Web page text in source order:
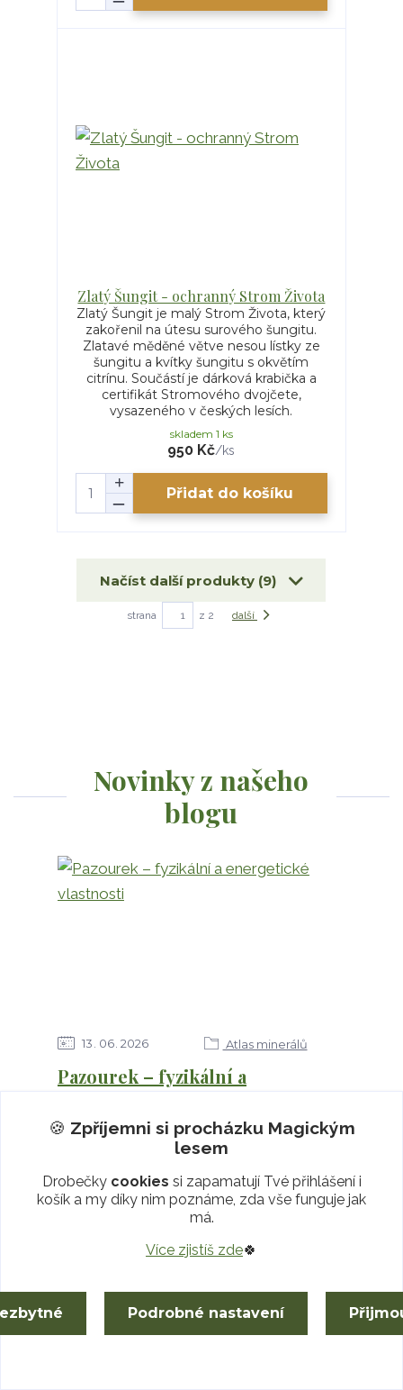
Zlatý Šungit - ochranný Strom Života
Zlatý Šungit je malý Strom Života, který
zakořenil na útesu surového šungitu.
Zlatavé měděné větve nesou lístky ze
šungitu a kvítky šungitu s okvětím
citrínu. Součástí je dárková krabička a
certifikát Stromového dvojčete,
vysazeného v českých lesích.
950 Kč/ks
skladem 1 ks
Přidat do košíku
Načíst další produkty (9)
strana z 2 další
Novinky z našeho
blogu
13 06 2026 Atlas minerálů
Pazourek – fyzikální a
🍪 Zpříjemni si procházku Magickým
lesem
Drobečky cookies si zapamatují Tvé přihlášení i
košík a my díky nim poznáme, zda vše funguje jak
má.
Více zjistíš zde🍀
Podrobné nastavení